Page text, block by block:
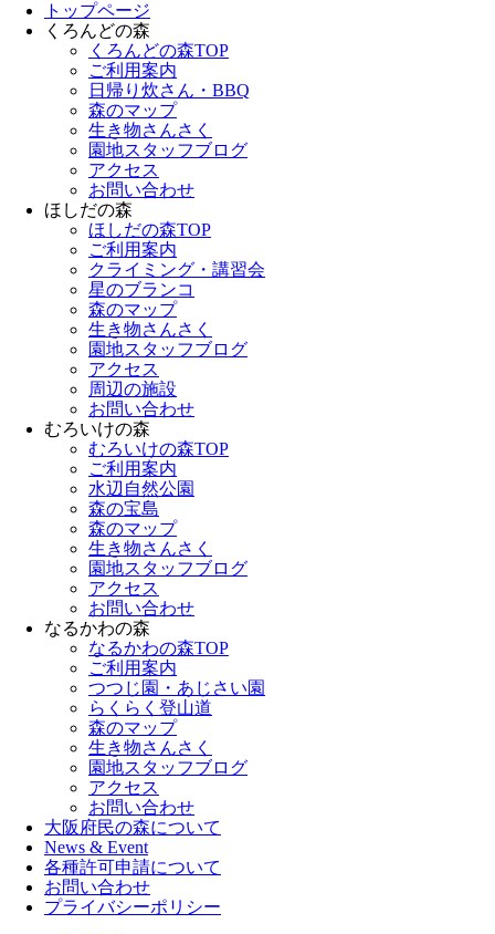
トップページ
くろんどの森
くろんどの森TOP
ご利用案内
日帰り炊さん・BBQ
森のマップ
生き物さんさく
園地スタッフブログ
アクセス
お問い合わせ
ほしだの森
ほしだの森TOP
ご利用案内
クライミング・講習会
星のブランコ
森のマップ
生き物さんさく
園地スタッフブログ
アクセス
周辺の施設
お問い合わせ
むろいけの森
むろいけの森TOP
ご利用案内
水辺自然公園
森の宝島
森のマップ
生き物さんさく
園地スタッフブログ
アクセス
お問い合わせ
なるかわの森
なるかわの森TOP
ご利用案内
つつじ園・あじさい園
らくらく登山道
森のマップ
生き物さんさく
園地スタッフブログ
アクセス
お問い合わせ
大阪府民の森について
News & Event
各種許可申請について
お問い合わせ
プライバシーポリシー